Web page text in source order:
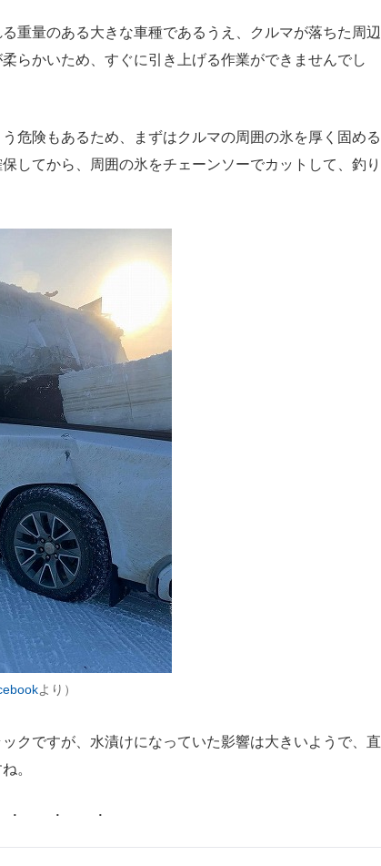
重量のある大きな車種であるうえ、クルマが落ちた周辺
らかいため、すぐに引き上げる作業ができませんでし
危険もあるため、まずはクルマの周囲の氷を厚く固める
してから、周囲の氷をチェーンソーでカットして、釣り
より）
クですが、水漬けになっていた影響は大きいようで、直
。